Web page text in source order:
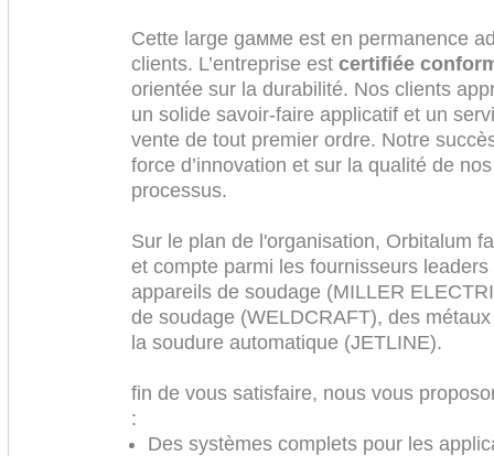
Cette large gaммe est en permanence
clients. L’entreprise est certifiée
orientée sur la durabilité. Nos clients
un solide savoir-faire applicatif et un
vente de tout premier ordre. Notre
force d’innovation et sur la qualité de
processus.
Sur le plan de l'organisation, Orbitalum
et compte parmi les fournisseurs
appareils de soudage (MILLER
de soudage (WELDCRAFT), des
la soudure automatique (JETLINE).
fin de vous satisfaire, nous vous
:
Des systèmes complets pour les